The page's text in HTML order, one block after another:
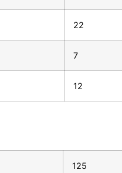
22
7
12
125